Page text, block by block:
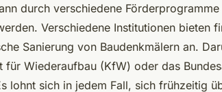
durch verschiedene
Verschiedene Institutionen bieten
Sanierung von Baudenkmälern an.
für Wiederaufbau (KfW) oder das
lohnt sich in jedem Fall, sich frühzeitig